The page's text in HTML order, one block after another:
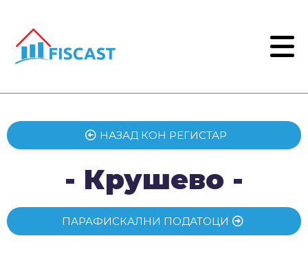
НАЗАД КОН РЕГИСТАР
- Крушево -
ПАРАФИСКАЛНИ ПОДАТОЦИ